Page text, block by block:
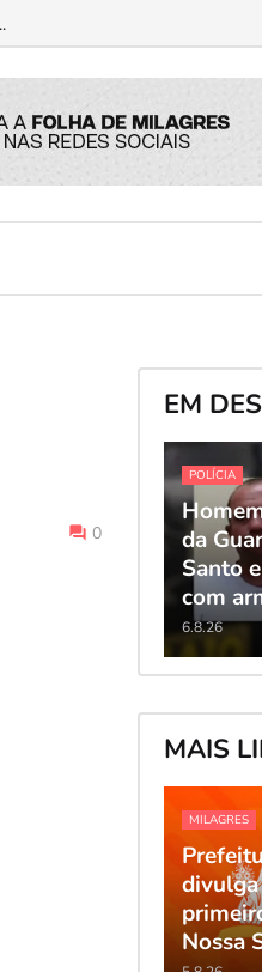
0
EM
POLÍCIA
da
Santo
com
6.8.26
MAIS
MILAGRES
Nossa